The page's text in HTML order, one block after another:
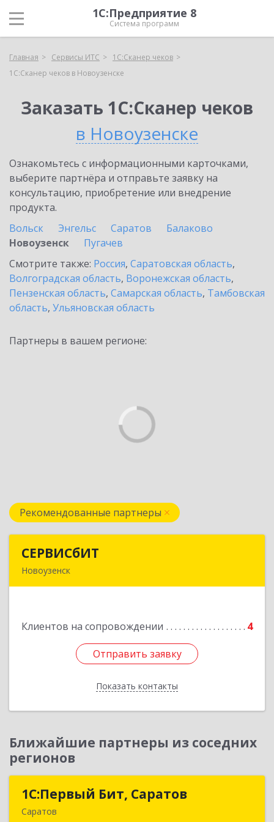
1С:Предприятие 8
Система программ
Главная Сервисы ИТС
1С:Сканер чеков
1С:Сканер чеков в Новоузенске
Заказать 1С:Сканер чеков
в Новоузенске
Ознакомьтесь с информационными карточками,
выберите партнёра и отправьте заявку на
консультацию, приобретение или внедрение
продукта.
Вольск
Энгельс Саратов
Балаково
Новоузенск
Пугачев
Смотрите также: Россия, Саратовская область,
Волгоградская область, Воронежская область,
Пензенская область, Самарская область, Тамбовская
область, Ульяновская область
Партнеры в вашем регионе:
Рекомендованные партнеры
СЕРВИСбИТ
Новоузенск
Клиентов на сопровождении 4
Отправить заявку
Показать контакты
Подробнее
Отправить заявку
Назад
Ближайшие партнеры из соседних
регионов
1С:Первый Бит, Саратов
Саратов
1С:Первый Бит, Саратов